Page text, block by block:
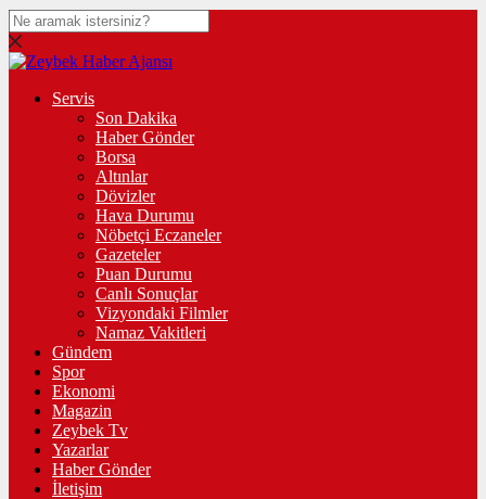
Servis
Son Dakika
Haber Gönder
Borsa
Altınlar
Dövizler
Hava Durumu
Nöbetçi Eczaneler
Gazeteler
Puan Durumu
Canlı Sonuçlar
Vizyondaki Filmler
Namaz Vakitleri
Gündem
Spor
Ekonomi
Magazin
Zeybek Tv
Yazarlar
Haber Gönder
İletişim